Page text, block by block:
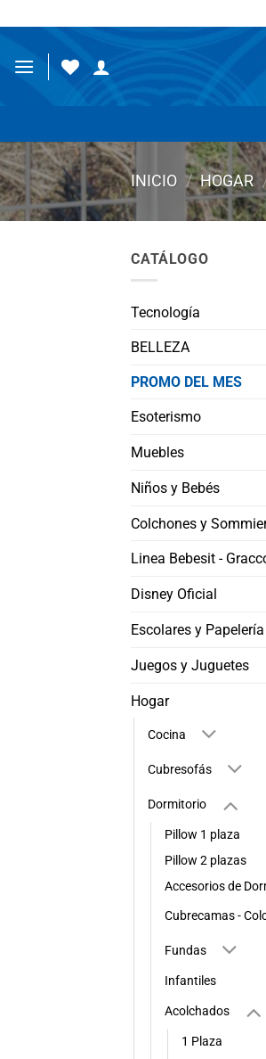
al
contenido
INICIO / HOGAR
CATÁLOGO
Tecnología
BELLEZA
PROMO DEL MES
Esoterismo
Muebles
Niños y Bebés
Colchones y
Linea Bebesit -
Disney Oficial
Escolares y Papelería
Juegos y Juguetes
Hogar
Cocina
Cubresofás
Dormitorio
Pillow 1 plaza
Pillow 2 plazas
Accesorios de
Cubrecamas -
Fundas
Infantiles
Acolchados
1 Plaza